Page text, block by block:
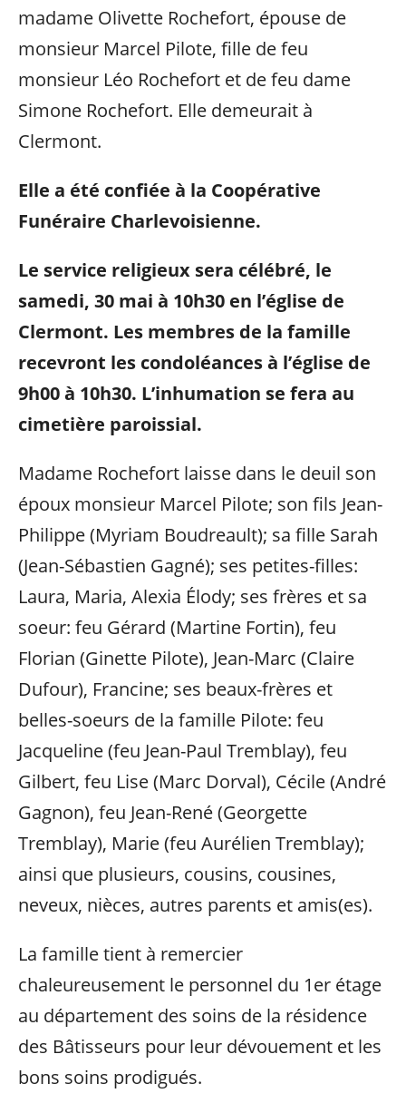
madame Olivette Rochefort, épouse de
monsieur Marcel Pilote, fille de feu
monsieur Léo Rochefort et de feu dame
Simone Rochefort. Elle demeurait à
Clermont.
Elle a été confiée à la Coopérative
Funéraire Charlevoisienne.
Le service religieux sera célébré, le
samedi, 30 mai à 10h30 en l’église de
Clermont. Les membres de la famille
recevront les condoléances à l’église de
9h00 à 10h30. L’inhumation se fera au
cimetière paroissial.
Madame Rochefort laisse dans le deuil son
époux monsieur Marcel Pilote; son fils Jean-
Philippe (Myriam Boudreault); sa fille Sarah
(Jean-Sébastien Gagné); ses petites-filles:
Laura, Maria, Alexia Élody; ses frères et sa
soeur: feu Gérard (Martine Fortin), feu
Florian (Ginette Pilote), Jean-Marc (Claire
Dufour), Francine; ses beaux-frères et
belles-soeurs de la famille Pilote: feu
Jacqueline (feu Jean-Paul Tremblay), feu
Gilbert, feu Lise (Marc Dorval), Cécile (André
Gagnon), feu Jean-René (Georgette
Tremblay), Marie (feu Aurélien Tremblay);
ainsi que plusieurs, cousins, cousines,
neveux, nièces, autres parents et amis(es).
La famille tient à remercier
chaleureusement le personnel du 1er étage
au département des soins de la résidence
des Bâtisseurs pour leur dévouement et les
bons soins prodigués.